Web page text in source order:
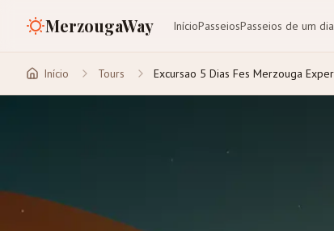
MerzougaWay InícioPasseiosPasseios de um dia
Início Tours Excursao 5 Dias Fes Merzouga